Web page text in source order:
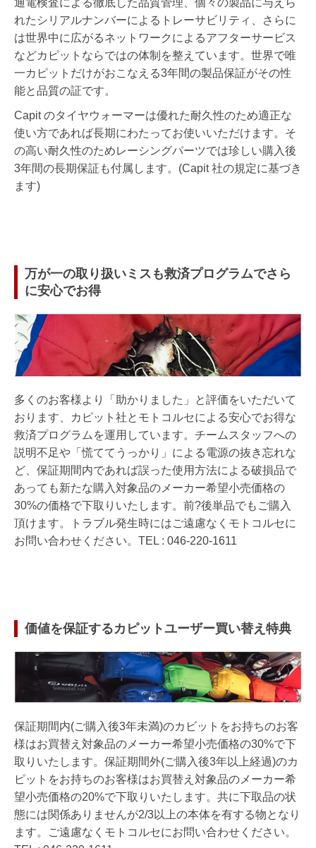
れたシリアルナンバーによるトレーサビリティ、さらに
は世界中に広がるネットワークによるアフターサービス
などカピットならではの体制を整えています。世界で唯
一カピットだけがおこなえる3年間の製品保証がその性
能と品質の証です。
Capit のタイヤウォーマーは優れた耐久性のため適正な
使い方であれば長期にわたってお使いいただけます。そ
の高い耐久性のためレーシングパーツでは珍しい購入後
3年間の長期保証も付属します。(Capit 社の規定に基づき
ます)
万が一の取り扱いミスも救済プログラムでさら
に安心でお得
多くのお客様より「助かりました」と評価をいただいて
おります、カピット社とモトコルセによる安心でお得な
救済プログラムを運用しています。チームスタッフへの
説明不足や「慌ててうっかり」による電源の抜き忘れな
ど、保証期間内であれば誤った使用方法による破損品で
あっても新たな購入対象品のメーカー希望小売価格の
30%の価格で下取りいたします。前?後単品でもご購入
頂けます。トラブル発生時にはご遠慮なくモトコルセに
お問い合わせください。TEL : 046-220-1611
価値を保証するカピットユーザー買い替え特典
保証期間内(ご購入後3年未満)のカビットをお持ちのお客
様はお買替え対象品のメーカー希望小売価格の30%で下
取りいたします。保証期間外(ご購入後3年以上経過)のカ
ピットをお持ちのお客様はお買替え対象品のメーカー希
望小売価格の20%で下取りいたします。共に下取品の状
態には関係ありませんが2/3以上の本体を有する物となり
ます。ご遠慮なくモトコルセにお問い合わせください。